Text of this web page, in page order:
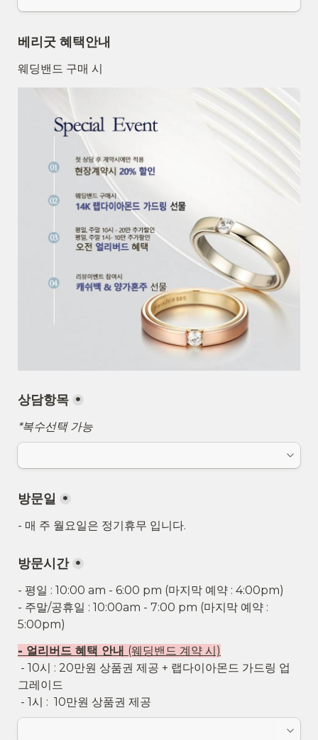
베리굿 혜택안내
웨딩밴드 구매 시
상담항목 *
*복수선택 가능
방문일 *
- 매 주 월요일은 정기휴무 입니다.
방문시간 *
- 평일 : 10:00 am - 6:00 pm (마지막 예약 : 4:00pm)
- 주말/공휴일 : 10:00am - 7:00 pm (마지막 예약 :
- 얼리버드 혜택 안내 (웨딩밴드 계약 시)
그레이드
- 1시 :  10만원 상품권 제공